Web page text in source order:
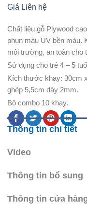
Giá Liên hệ
Chất liệu gỗ Plywood
phun màu UV bền màu.
môi trường, an toàn cho
Sử dụng cho trẻ 4 – 5
Kích thước khay: 30cm
ghép 5,5cm dày 2mm.
Bộ combo 10 khay.
Thông tin chi tiết
Video
Thông tin bổ sung
Thông tin cửa